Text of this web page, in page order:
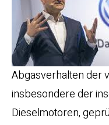
Abgasverhalten der
insbesondere der
Dieselmotoren,